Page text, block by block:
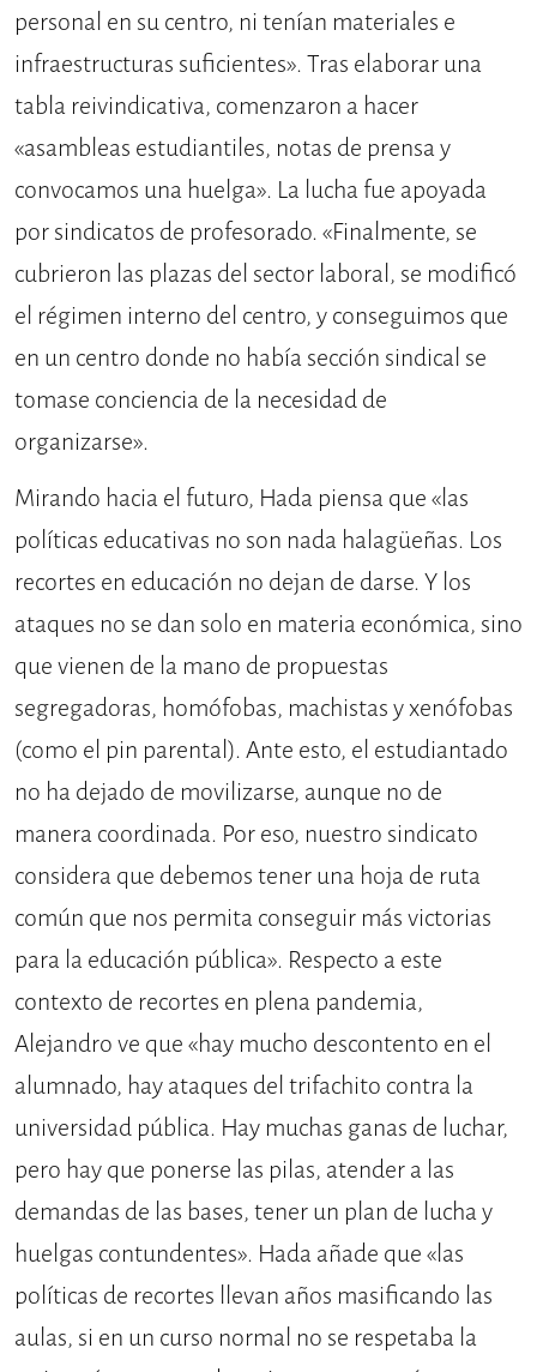
personal en su centro, ni tenían materiales e
infraestructuras suficientes». Tras elaborar una
tabla reivindicativa, comenzaron a hacer
«asambleas estudiantiles, notas de prensa y
convocamos una huelga». La lucha fue apoyada
por sindicatos de profesorado. «Finalmente, se
cubrieron las plazas del sector laboral, se modificó
el régimen interno del centro, y conseguimos que
en un centro donde no había sección sindical se
tomase conciencia de la necesidad de
organizarse».
Mirando hacia el futuro, Hada piensa que «las
políticas educativas no son nada halagüeñas. Los
recortes en educación no dejan de darse. Y los
ataques no se dan solo en materia económica, sino
que vienen de la mano de propuestas
segregadoras, homófobas, machistas y xenófobas
(como el pin parental). Ante esto, el estudiantado
no ha dejado de movilizarse, aunque no de
manera coordinada. Por eso, nuestro sindicato
considera que debemos tener una hoja de ruta
común que nos permita conseguir más victorias
para la educación pública». Respecto a este
contexto de recortes en plena pandemia,
Alejandro ve que «hay mucho descontento en el
alumnado, hay ataques del trifachito contra la
universidad pública. Hay muchas ganas de luchar,
pero hay que ponerse las pilas, atender a las
demandas de las bases, tener un plan de lucha y
huelgas contundentes». Hada añade que «las
políticas de recortes llevan años masificando las
aulas, si en un curso normal no se respetaba la